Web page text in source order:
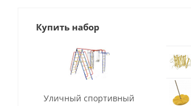
Купить набор
Уличный спортивный